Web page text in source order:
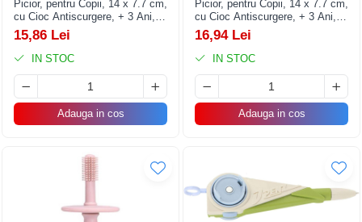
Picior, pentru Copii, 14 x 7.7 cm,
cu Cioc Antiscurgere, + 3 Ani,
Fara Maner, Alb
15,86 Lei
IN STOC
Adauga in cos
Picior, pentru Copii, 14 x 7.7 cm,
cu Cioc Antiscurgere, + 3 Ani,
Fara Maner, Roz
16,94 Lei
IN STOC
Adauga in cos